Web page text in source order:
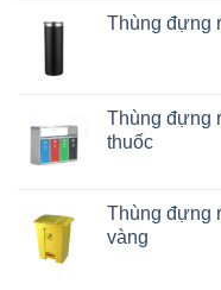
Thùng đựng
Thùng đựng
thuốc
Thùng đựng
vàng